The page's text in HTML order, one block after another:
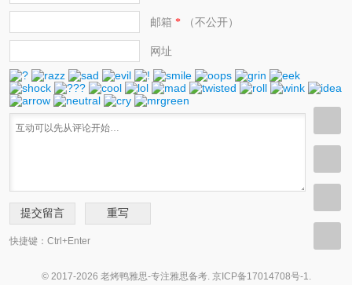
邮箱 *（不公开）
网址
快捷键：Ctrl+Enter
© 2017-2026 老烤鸭雅思-专注雅思备考. 京ICP备17014708号-1.